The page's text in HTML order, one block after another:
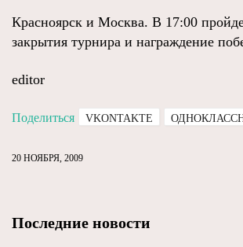
Красноярск и Москва. В 17:00
закрытия турнира и награждение
editor
Поделиться VKONTAKTE
20 НОЯБРЯ, 2009
Последние новости